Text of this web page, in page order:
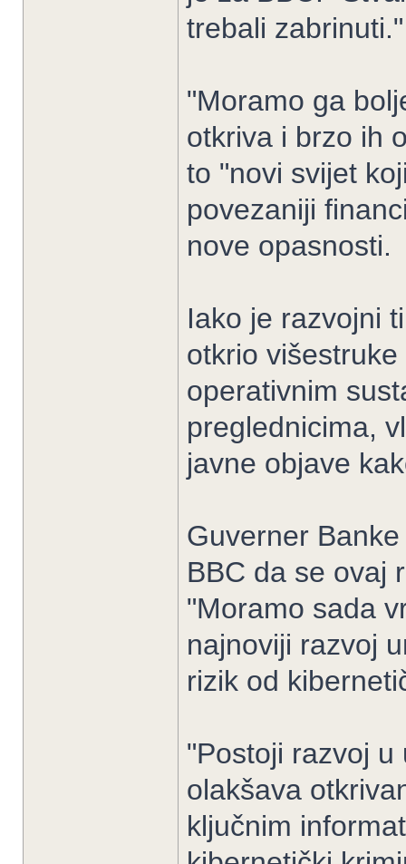
trebali zabrinuti."
"Moramo ga
otkriva i brzo ih
to "novi svijet
povezaniji
nove opasnosti.
Iako je razvojni
otkrio
operativnim
preglednicima,
javne objave
Guverner
BBC da se ovaj
"Moramo sada
najnoviji razvoj
rizik od
"Postoji razvoj
olakšava
ključnim